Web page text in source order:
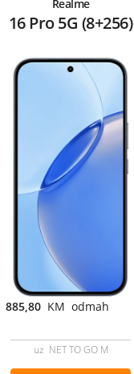
Realme
16 Pro 5G (8+256)
885,80 KM odmah
uz NET TO GO M